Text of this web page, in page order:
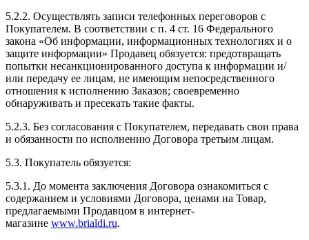
5.2.2. Осуществлять записи телефонных переговоров с
Покупателем. В соответствии с п. 4 ст. 16 Федерального
закона «Об информации, информационных технологиях и о
защите информации» Продавец обязуется: предотвращать
попытки несанкционированного доступа к информации и/
или передачу ее лицам, не имеющим непосредственного
отношения к исполнению Заказов; своевременно
обнаруживать и пресекать такие факты.
5.2.3. Без согласования с Покупателем, передавать свои права
и обязанности по исполнению Договора третьим лицам.
5.3. Покупатель обязуется:
5.3.1. До момента заключения Договора ознакомиться с
содержанием и условиями Договора, ценами на Товар,
предлагаемыми Продавцом в интернет-
магазине www.brialdi.ru.